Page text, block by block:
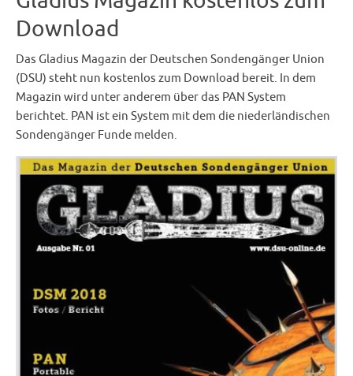
Download
Das Gladius Magazin der Deutschen Sondengänger Union
(DSU) steht nun kostenlos zum Download bereit. In dem
Magazin wird unter anderem über das PAN System
berichtet. PAN ist ein System mit dem die niederländischen
Sondengänger Funde melden.